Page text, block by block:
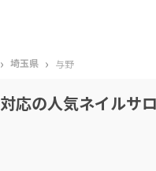
› 埼玉県 › 与野
応の人気ネイルサ